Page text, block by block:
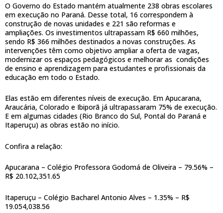
O Governo do Estado mantém atualmente 238 obras escolares
em execução no Paraná. Desse total, 16 correspondem à
construção de novas unidades e 221 são reformas e
ampliações. Os investimentos ultrapassam R$ 660 milhões,
sendo R$ 366 milhões destinados a novas construções. As
intervenções têm como objetivo ampliar a oferta de vagas,
modernizar os espaços pedagógicos e melhorar as condições
de ensino e aprendizagem para estudantes e profissionais da
educação em todo o Estado.
Elas estão em diferentes níveis de execução. Em Apucarana,
Araucária, Colorado e Ibiporã já ultrapassaram 75% de execução.
E em algumas cidades (Rio Branco do Sul, Pontal do Paraná e
Itaperuçu) as obras estão no início.
Confira a relação:
Apucarana – Colégio Professora Godomá de Oliveira – 79.56% –
R$ 20.102,351.65
Itaperuçu – Colégio Bacharel Antonio Alves – 1.35% – R$
19.054,038.56